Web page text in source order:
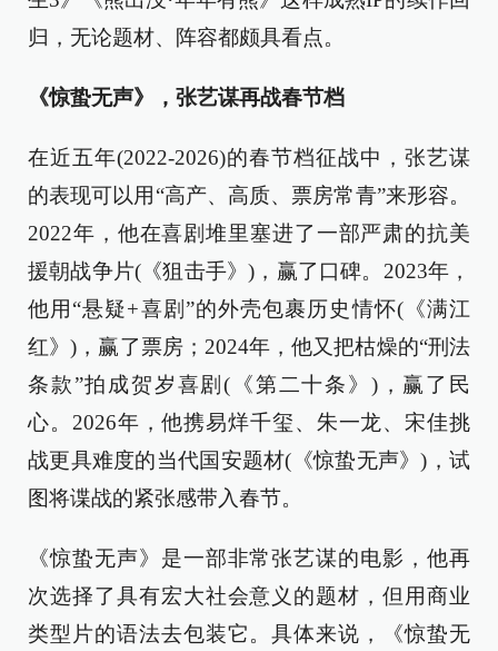
归，无论题材、阵容都颇具看点。
《惊蛰无声》，张艺谋再战春节档
在近五年(2022-2026)的春节档征战中，张艺谋
的表现可以用“高产、高质、票房常青”来形容。
2022年，他在喜剧堆里塞进了一部严肃的抗美
援朝战争片(《狙击手》)，赢了口碑。2023年，
他用“悬疑+喜剧”的外壳包裹历史情怀(《满江
红》)，赢了票房；2024年，他又把枯燥的“刑法
条款”拍成贺岁喜剧(《第二十条》)，赢了民
心。2026年，他携易烊千玺、朱一龙、宋佳挑
战更具难度的当代国安题材(《惊蛰无声》)，试
图将谍战的紧张感带入春节。
《惊蛰无声》是一部非常张艺谋的电影，他再
次选择了具有宏大社会意义的题材，但用商业
类型片的语法去包装它。具体来说，《惊蛰无